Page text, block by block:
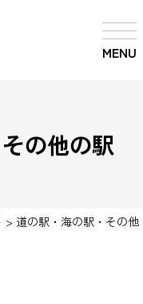
MENU
の他の駅
> 道の駅・海の駅・その他